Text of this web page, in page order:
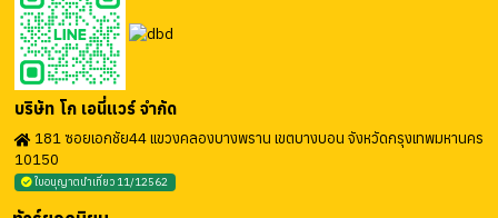
บริษัท โก เอนี่แวร์ จำกัด
181 ซอยเอกชัย44 แขวงคลองบางพราน เขตบางบอน จังหวัดกรุงเทพมหานคร
10150
ใบอนุญาตนำเที่ยว 11/12562